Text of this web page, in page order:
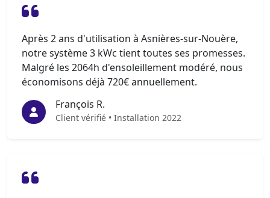
Après 2 ans d'utilisation à Asnières-sur-Nouère,
notre système 3 kWc tient toutes ses promesses.
Malgré les 2064h d'ensoleillement modéré, nous
économisons déjà 720€ annuellement.
François R.
Client vérifié • Installation 2022